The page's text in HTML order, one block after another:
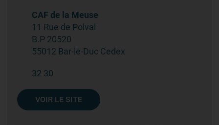
CAF de la Meuse
11 Rue de Polval
B.P 20520
55012 Bar-le-Duc Cedex
32 30
VOIR LE SITE